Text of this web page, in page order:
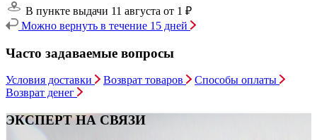
В пункте выдачи 11 августа от 1 ₽
Можно вернуть в течение 15 дней
Часто задаваемые вопросы
Условия доставки Возврат товаров
Способы оплаты
Возврат денег
ЭКСПЕРТ НА СВЯЗИ